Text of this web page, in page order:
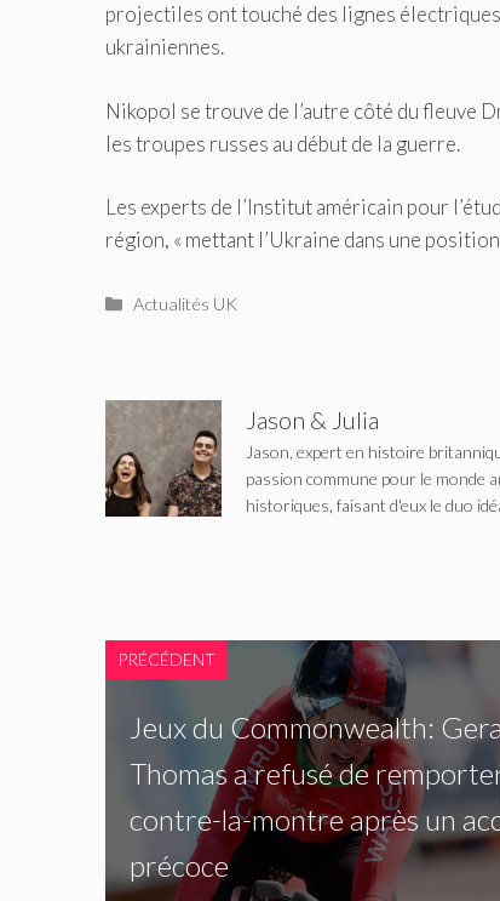
projectiles ont touché des lignes
ukrainiennes.
Nikopol se trouve de l’autre côté du fleuve
les troupes russes au début de la guerre.
Les experts de l’Institut américain pour
région, « mettant l’Ukraine dans une
Catégories
Actualités UK
Jason & Julia
Jason, expert en histoire
passion commune pour le monde
historiques, faisant d'eux le duo
PRÉCÉDENT
Jeux du Commonwealth:
Thomas a refusé de
contre-la-montre après un
précoce